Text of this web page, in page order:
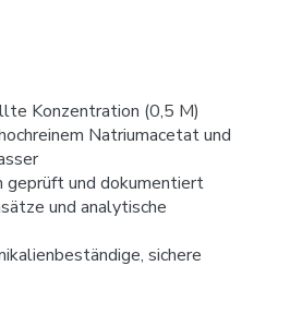
Konzentration (0,5 M)
Natriumacetat und
geprüft und dokumentiert
und analytische
sichere